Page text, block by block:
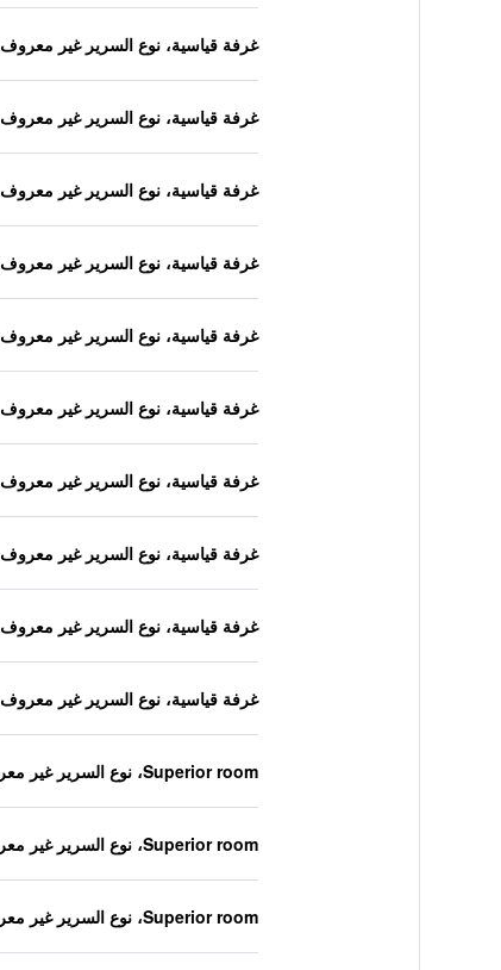
غرفة قياسية، نوع السرير غير معروف
غرفة قياسية، نوع السرير غير معروف
غرفة قياسية، نوع السرير غير معروف
غرفة قياسية، نوع السرير غير معروف
غرفة قياسية، نوع السرير غير معروف
غرفة قياسية، نوع السرير غير معروف
غرفة قياسية، نوع السرير غير معروف
غرفة قياسية، نوع السرير غير معروف
غرفة قياسية، نوع السرير غير معروف
غرفة قياسية، نوع السرير غير معروف
Superior room، نوع السرير غير معروف
Superior room، نوع السرير غير معروف
Superior room، نوع السرير غير معروف